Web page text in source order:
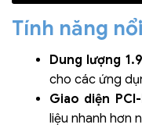
Tính năng
Dung lượng
cho các ứng
Giao diện
liệu nhanh hơn